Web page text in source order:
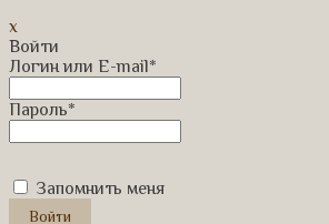
x
Войти
Логин или E-mail*
Пароль*
Запомнить меня